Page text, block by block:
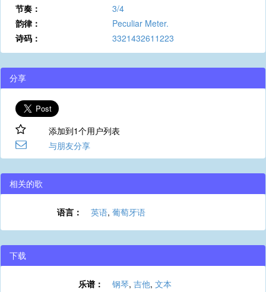
节奏：
3/4
韵律：
Peculiar Meter.
诗码：
3321432611223
分享
添加到1个用户列表
与朋友分享
相关的歌
语言： 英语, 葡萄牙语
下载
乐谱： 钢琴, 吉他, 文本